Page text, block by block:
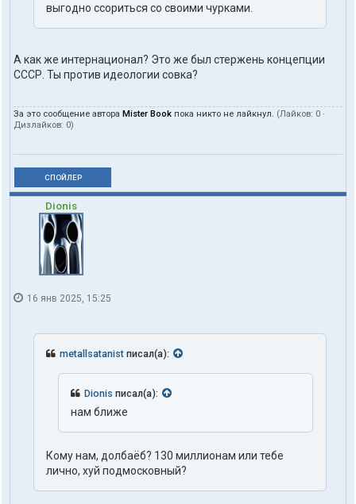
выгодно ссориться со своими чурками.
А как же интернационал? Это же был стержень концепции
СССР. Ты против идеологии совка?
За это сообщение автора Mister Book пока никто не лайкнул. (Лайков: 0 ·
Дизлайков: 0)
СПОЙЛЕР
Dionis
16 янв 2025, 15:25
metallsatanist писал(а):
Dionis писал(а):
нам ближе
Кому нам, долбаëб? 130 миллионам или тебе
лично, хуй подмосковный?